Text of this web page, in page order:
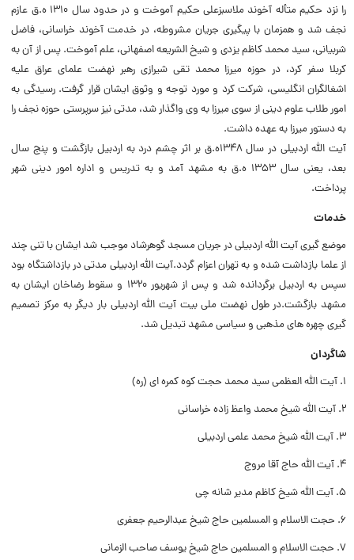
را نزد حکیم متأله آخوند ملاسبزعلى حکیم آموخت و در حدود سال ۱۳۱۰ ه.ق عازم
نجف شد و همزمان با پیگیرى جریان مشروطه، در خدمت آخوند خراسانی، فاضل
شربیانی، سید محمد کاظم یزدى و شیخ الشریعه اصفهانی، علم آموخت. پس از آن به
کربلا سفر کرد، در حوزه میرزا محمد تقى شیرازى رهبر نهضت علماى عراق علیه
اشغالگران انگلیسی، شرکت کرد و مورد توجه و وثوق ایشان قرار گرفت. رسیدگى به
امور طلاب علوم دینى از سوى میرزا به وى واگذار شد، مدتى نیز سرپرستى حوزه نجف را
به دستور میرزا به عهده داشت.
آیت الله اردبیلى در سال ۱۳۴۸ه.ق بر اثر چشم درد به اردبیل بازگشت و پنج سال
بعد، یعنى سال ۱۳۵۳ ه.ق به مشهد آمد و به تدریس و اداره امور دینى شهر
پرداخت.
خدمات
موضع گیرى آیت الله اردبیلى در جریان مسجد گوهرشاد موجب شد ایشان با تنى چند
از علما بازداشت شده و به تهران اعزام گردد.آیت الله اردبیلى مدتى در بازداشتگاه بود
سپس به اردبیل برگردانده شد و پس از شهریور ۱۳۲۰ و سقوط رضاخان ایشان به
مشهد بازگشت.در طول نهضت ملى بیت آیت الله اردبیلى بار دیگر به مرکز تصمیم
گیرى چهره هاى مذهبى و سیاسى مشهد تبدیل شد.
شاگردان
1. آیت الله العظمى سید محمد حجت کوه کمره اى (ره)
2. آیت الله شیخ محمد واعظ زاده خراسانی
3. آیت الله شیخ محمد علمى اردبیلی
4. آیت الله حاج آقا مروج
5. آیت الله شیخ کاظم مدیر شانه چى
6. حجت الاسلام و المسلمین حاج شیخ عبدالرحیم جعفری
7. حجت الاسلام و المسلمین حاج شیخ یوسف صاحب الزمانی